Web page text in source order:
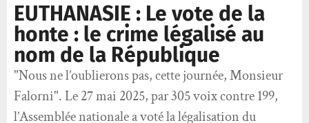
EUTHANASIE : Le vote de la
honte : le crime légalisé au
nom de la République
"Nous ne l’oublierons pas, cette journée, Monsieur
Falorni". Le 27 mai 2025, par 305 voix contre 199,
l’Assemblée nationale a voté la légalisation du